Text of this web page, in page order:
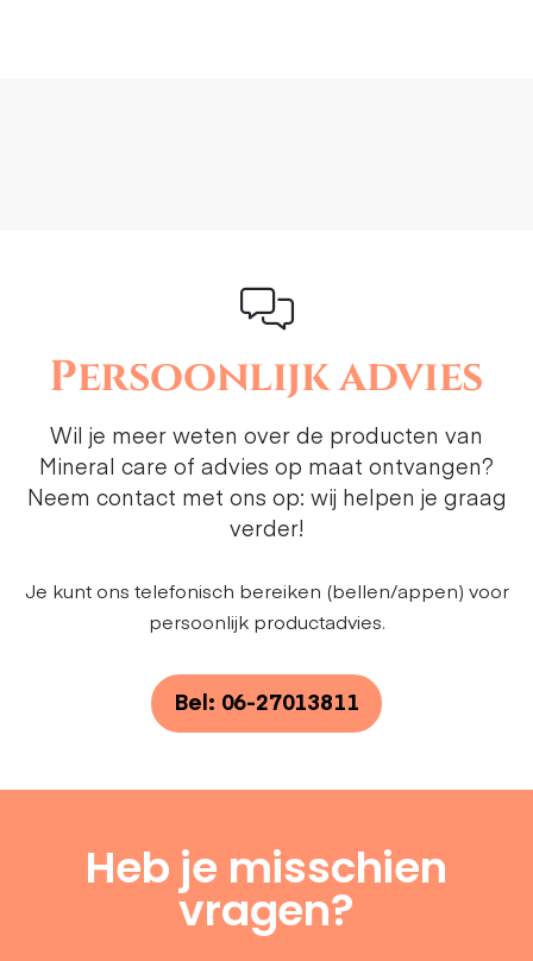
Persoonlijk advies
Wil je meer weten over de producten van
Mineral care of advies op maat ontvangen?
Neem contact met ons op: wij helpen je graag
verder!
Je kunt ons telefonisch bereiken (bellen/appen) voor
persoonlijk productadvies.
Bel: 06-27013811
Heb je misschien
vragen?